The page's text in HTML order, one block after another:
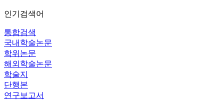
인기검색어
통합검색
국내학술논문
학위논문
해외학술논문
학술지
단행본
연구보고서